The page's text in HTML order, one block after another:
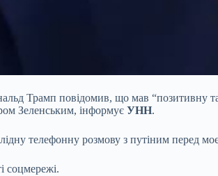
Трамп повідомив, що мав “позитивну
Зеленським, інформує УНН.
телефонну розмову з путіним перед
соцмережі.